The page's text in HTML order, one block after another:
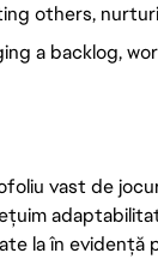
others,
a backlog,
vast de
la în evidență